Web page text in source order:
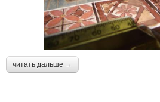
читать дальше →